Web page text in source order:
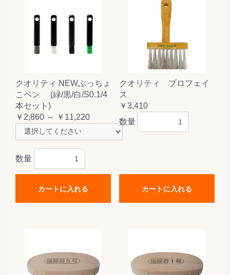
クオリティ NEWぶっちょ
こペン (緑/黒/白/S0.1/4
本セット)
￥2,860 ～ ￥11,220
数量
カートに入れる
クオリティ プロフェイ
ス
￥3,410
数量
カートに入れる